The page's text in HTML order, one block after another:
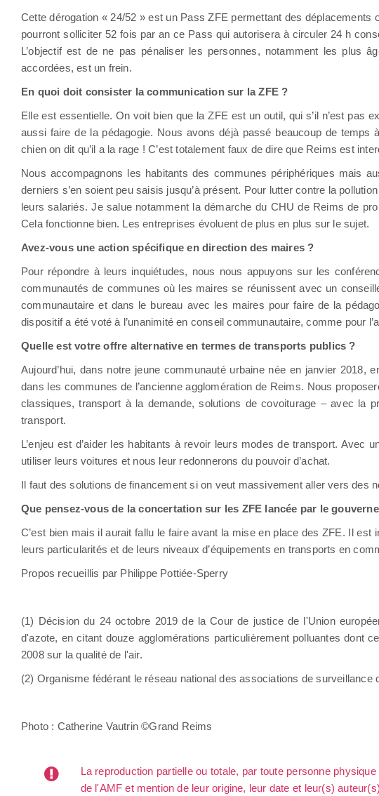
Cette dérogation « 24/52 » est un Pass ZFE permettant des
pourront solliciter 52 fois par an ce Pass qui autorisera à circuler 24 h
L’objectif est de ne pas pénaliser les personnes, notamment les plus
accordées, est un frein.
En quoi doit consister la communication sur la ZFE ?
Elle est essentielle. On voit bien que la ZFE est un outil, qui s’il n’est
aussi faire de la pédagogie. Nous avons déjà passé beaucoup de
chien on dit qu’il a la rage ! C’est totalement faux de dire que Reims est
Nous accompagnons les habitants des communes périphériques mais
derniers s’en soient peu saisis jusqu’à présent. Pour lutter contre la
leurs salariés. Je salue notamment la démarche du CHU de Reims de
Cela fonctionne bien. Les entreprises évoluent de plus en plus sur le sujet.
Avez-vous une action spécifique en direction des maires ?
Pour répondre à leurs inquiétudes, nous nous appuyons sur les
communautés de communes où les maires se réunissent avec un
communautaire et dans le bureau avec les maires pour faire de la
dispositif a été voté à l’unanimité en conseil communautaire, comme pour
Quelle est votre offre alternative en termes de transports publics ?
Aujourd’hui, dans notre jeune communauté urbaine née en janvier
dans les communes de l’ancienne agglomération de Reims. Nous
classiques, transport à la demande, solutions de covoiturage – avec la
transport.
L’enjeu est d’aider les habitants à revoir leurs modes de transport.
utiliser leurs voitures et nous leur redonnerons du pouvoir d’achat.
Il faut des solutions de financement si on veut massivement aller vers des
Que pensez-vous de la concertation sur les ZFE lancée par le
C’est bien mais il aurait fallu le faire avant la mise en place des ZFE. Il
leurs particularités et de leurs niveaux d’équipements en transports en
Propos recueillis par Philippe Pottiée-Sperry
(1) Décision du 24 octobre 2019 de la Cour de justice de l'Union
d'azote, en citant douze agglomérations particulièrement polluantes dont
2008 sur la qualité de l'air.
(2) Organisme fédérant le réseau national des associations de surveillance
Photo : Catherine Vautrin ©Grand Reims
La reproduction partielle ou totale, par toute personne
de l'AMF et mention de leur origine, leur date et leur(s)